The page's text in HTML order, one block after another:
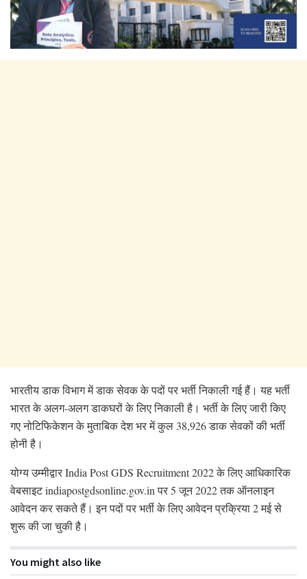
भारतीय डाक विभाग में डाक सेवक के पदों पर भर्ती निकाली गई हैं। यह भर्ती
भारत के अलग-अलग डाकघरों के लिए निकाली है। भर्ती के लिए जारी किए
गए नोटिफिकेशन के मुताबिक देश भर में कुल 38,926 डाक सेवकों की भर्ती
होनी है।
योग्य उम्मीद्वार India Post GDS Recruitment 2022 के लिए आधिकारिक
वेबसाइट indiapostgdsonline.gov.in पर 5 जून 2022 तक ऑनलाइन
आवेदन कर सकते हैं। इन पदों पर भर्ती के लिए आवेदन प्रक्रिया 2 मई से
शुरू की जा चुकी है।
You might also like